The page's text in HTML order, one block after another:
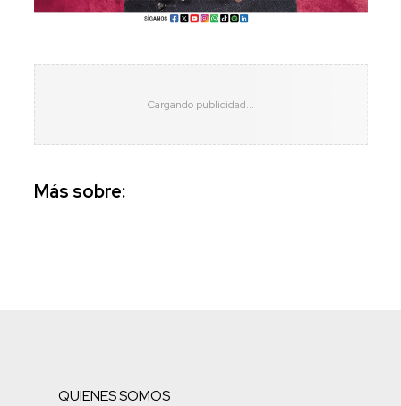
Más sobre:
QUIENES SOMOS